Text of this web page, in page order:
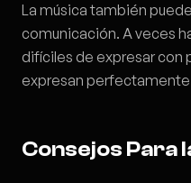
La música también
comunicación. A veces
difíciles de expresar con
expresan perfectamente
Consejos Para